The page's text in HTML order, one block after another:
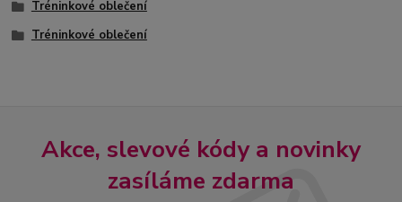
Tréninkové oblečení
Tréninkové oblečení
Akce, slevové kódy a novinky
zasíláme zdarma